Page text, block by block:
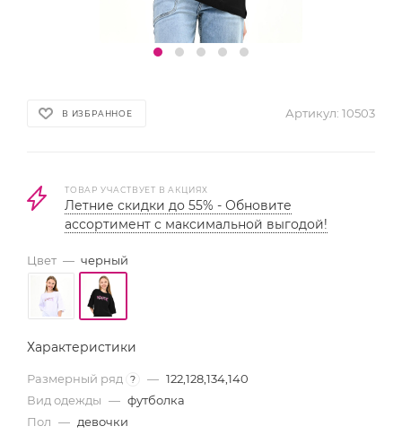
В ИЗБРАННОЕ Артикул: 10503
ТОВАР УЧАСТВУЕТ В АКЦИЯХ
Летние скидки до 55% - Обновите
ассортимент с максимальной выгодой!
Цвет — черный
Характеристики
Размерный ряд ? — 122,128,134,140
Вид одежды — футболка
Пол — девочки